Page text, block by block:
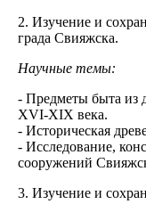
2. Изучение и
града Свияжска.
Научные темы:
- Предметы быта из
XVI-XIX века.
- Историческая
- Исследование,
сооружений
3. Изучение и